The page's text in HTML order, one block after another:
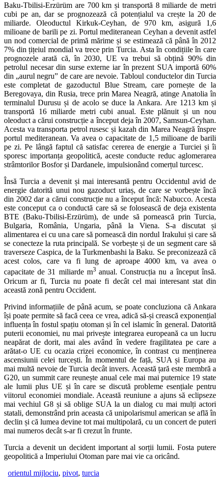
Baku-Tbilisi-Erzürüm are 700 km și transportă 8 miliarde de metri
cubi pe an, dar se prognozează că potențialul va crește la 20 de
miliarde. Oleoductul Kirkuk-Ceyhan, de 970 km, asigură 1,6
milioane de barili pe zi. Portul mediteranean Ceyhan a devenit astfel
un nod comercial de primă mărime și se estimează că până în 2012
7% din țițeiul mondial va trece prin Turcia. Asta în condițiile în care
prognozele arată că, în 2030, UE va trebui să obțină 90% din
petrolul necesar din surse externe iar în prezent SUA importă 60%
din „aurul negru” de care are nevoie. Tabloul conductelor din Turcia
este completat de gazoductul Blue Stream, care pornește de la
Beregovaya, din Rusia, trece prin Marea Neagră, atinge Anatolia în
terminalul Durusu și de acolo se duce la Ankara. Are 1213 km și
transportă 16 miliarde metri cubi anual. Este plănuit și un nou
oleoduct a cărui construcție a început deja în 2007, Samsun-Ceyhan.
Acesta va transporta petrol rusesc și kazah din Marea Neagră înspre
portul mediteranean. Va avea o capacitate de 1,5 milioane de barili
pe zi. Pe lângă faptul că satisfac cererea de energie a Turciei și îi
sporesc importanța geopolitică, aceste conducte reduc aglomerarea
strâmtorilor Bosfor și Dardanele, impulsionând comerțul turcesc.
Însă Turcia a devenit și mai interesantă pentru Occidentul avid de
energie datorită unui nou gazoduct uriaș, de care se vorbește încă
din 2002 dar a cărui construcție nu a început încă: Nabucco. Acesta
este conceput ca o conductă care să se folosească de deja existenta
BTE (Baku-Tbilisi-Erzürüm), de unde să pornească prin Turcia,
Bulgaria, România, Ungaria, până la Viena. S-a discutat și
alimentarea ei cu una care să pornească din nordul Irakului și care să
se conecteze la ruta principală. Se vorbește și de un segment care să
traverseze Caspica, de la Turkmenbashi la Baku. Se preconizează că
acest colos, care va fi lung de aproape 4000 km, va avea o
capacitate de 31 miliarde m3 anual. Construcția nu a început însă.
Oricum ar fi, Turcia nu poate fi decât cel mai interesant stat din
această zonă pentru Occident.
Privind informațiile de până acum, se poate concluziona că Ankara
își poate permite să facă ceea ce vrea, adică să-și crească exponențial
influența în fostul spațiu otoman și în cel islamic în general. Datorită
puterii economiei, nu mai privește integrarea europeană ca un lucru
neapărat de dorit, mai ales având în vedere fragilitatea pe care a
arătat-o UE cu ocazia crizei economice, în contrast cu menținerea
ascensiunii celei turcești. În momentul de față, SUA și Europa au
mai multă nevoie de Turcia decât invers. Această țară este membră a
G20, un summit care reunește anual cele mai mai puternice 19 state
ale lumii plus UE și în care se discută probleme esențiale pentru
viitorul economiei mondiale. Această reuniune a ajuns să eclipseze
mai vechiul G8 și să oblige SUA la un dialog cu mai mulți actori
statali, demonstrând prin aceasta că unipolarismul american se află în
declin și că lumea devine tot mai multipolară, cu un concert de puteri
mai numeros decât s-ar fi crezut în frunte.
Turcia a devenit un decident important al sorții lumii. Fosta putere
geopolitică a Imperiului Otoman pare mai vie ca oricând.
orientul mijlociu, pivot, turcia